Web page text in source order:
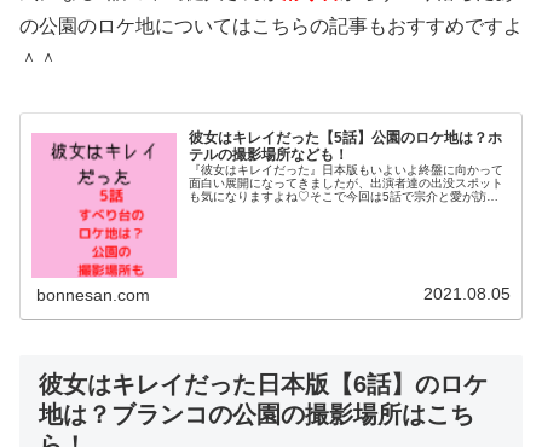
の公園のロケ地についてはこちらの記事もおすすめですよ
＾＾
彼女はキレイだった【5話】公園のロケ地は？ホ
テルの撮影場所なども！
『彼女はキレイだった』日本版もいよいよ終盤に向かって
面白い展開になってきましたが、出演者達の出没スポット
も気になりますよね♡そこで今回は5話で宗介と愛が訪れ
bonnesan.com 2021.08.05
彼女はキレイだった日本版【6話】のロケ
地は？ブランコの公園の撮影場所はこち